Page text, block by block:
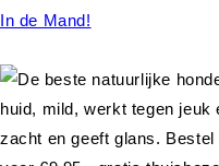
In de Mand!